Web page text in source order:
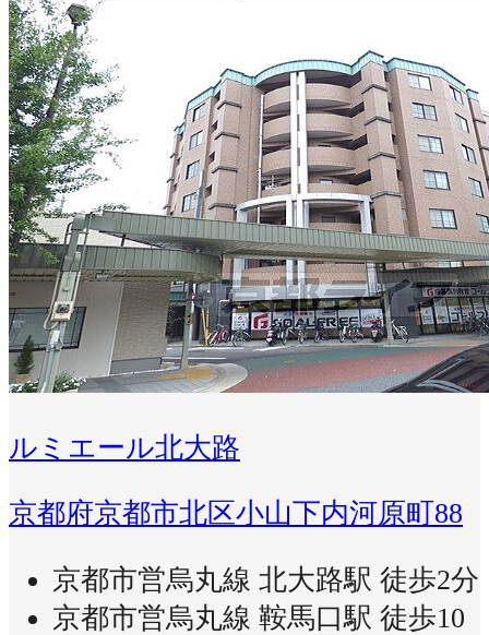
ルミエール北大路
京都府京都市北区小山下内河原町88
京都市営烏丸線 北大路駅 徒歩2分
京都市営烏丸線 鞍馬口駅 徒歩10